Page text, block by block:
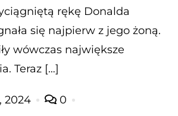
rękę Donalda
się najpierw z jego żoną.
wówczas największe
Teraz […]
2024 0